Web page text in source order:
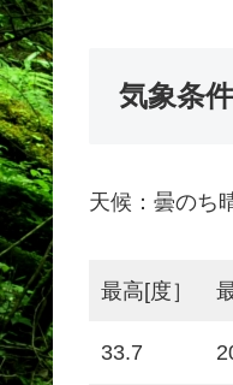
気象条
天候：曇のち
最高[度］
33.7